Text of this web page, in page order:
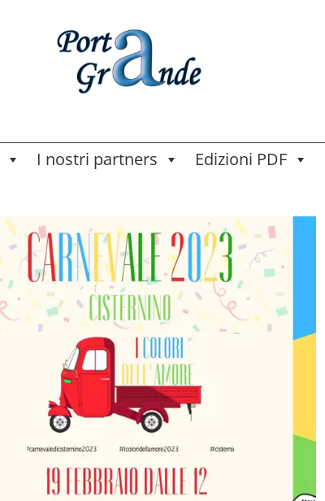
I nostri partners Edizioni PDF